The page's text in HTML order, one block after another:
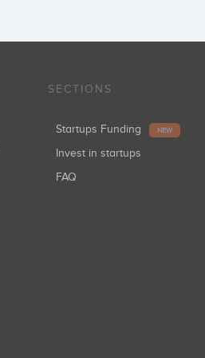
SECTIONS
Startups Funding NEW
Invest in startups
FAQ